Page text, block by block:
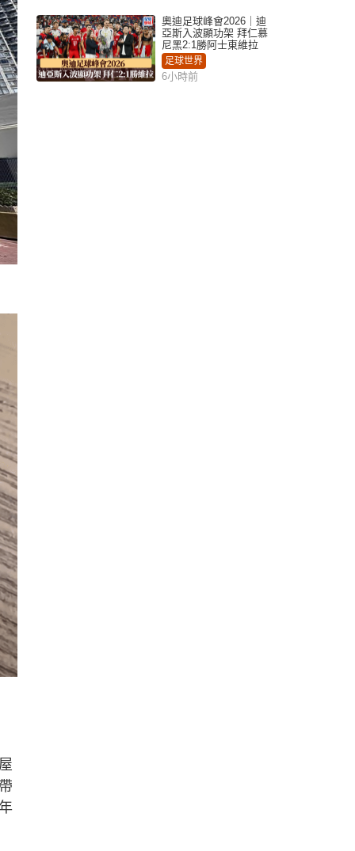
奧迪足球峰會2026｜迪
亞斯入波顯功架 拜仁慕
尼黑2:1勝阿士東維拉
足球世界
6小時前